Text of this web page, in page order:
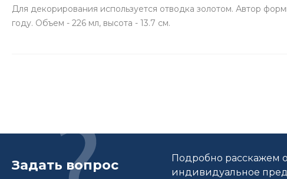
Для декорирования используется отводка золотом. Автор
году. Объем - 226 мл, высота - 13.7 см.
Задать вопрос
Подробно расскажем
индивидуальное